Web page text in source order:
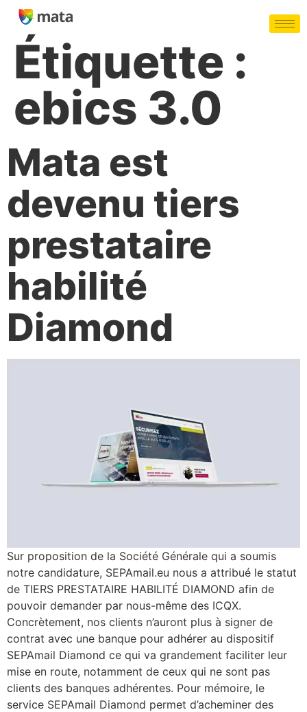
Étiquette :
ebics 3.0
Mata est
devenu tiers
prestataire
habilité
Diamond
Sur proposition de la Société Générale qui a soumis
notre candidature, SEPAmail.eu nous a attribué le statut
de TIERS PRESTATAIRE HABILITÉ DIAMOND afin de
pouvoir demander par nous-même des ICQX.
Concrètement, nos clients n’auront plus à signer de
contrat avec une banque pour adhérer au dispositif
SEPAmail Diamond ce qui va grandement faciliter leur
mise en route, notamment de ceux qui ne sont pas
clients des banques adhérentes. Pour mémoire, le
service SEPAmail Diamond permet d’acheminer des